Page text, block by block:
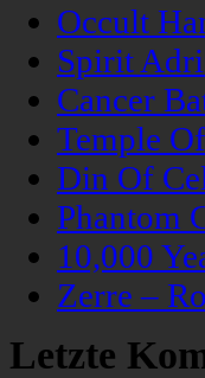
Occult
Spirit
Cancer
Temple
Din Of
Phantom
10,000
Zerre –
Letzte